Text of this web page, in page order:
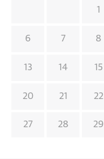
1
6 7 8
13 14 15
20 21 22
27 28 29